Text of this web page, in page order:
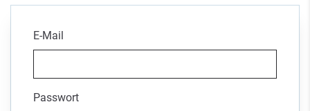
E-Mail
Passwort